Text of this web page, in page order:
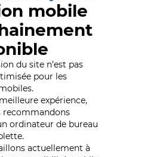
mobile
du site n’est pas
pour les
expérience,
recommandons
ordinateur de bureau
actuellement à